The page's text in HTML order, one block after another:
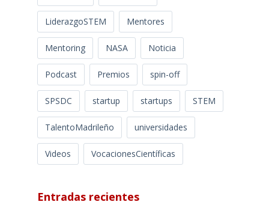
LiderazgoSTEM Mentores
Mentoring NASA Noticia
Podcast Premios spin-off
SPSDC startup startups STEM
TalentoMadrileño universidades
Videos VocacionesCientíficas
Entradas recientes